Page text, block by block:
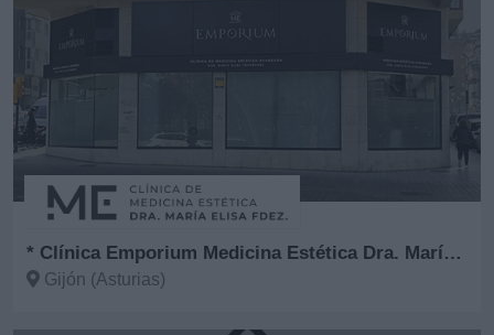
* Clínica Emporium Medicina Estética Dra. María Elisa Fernández
Gijón (Asturias)